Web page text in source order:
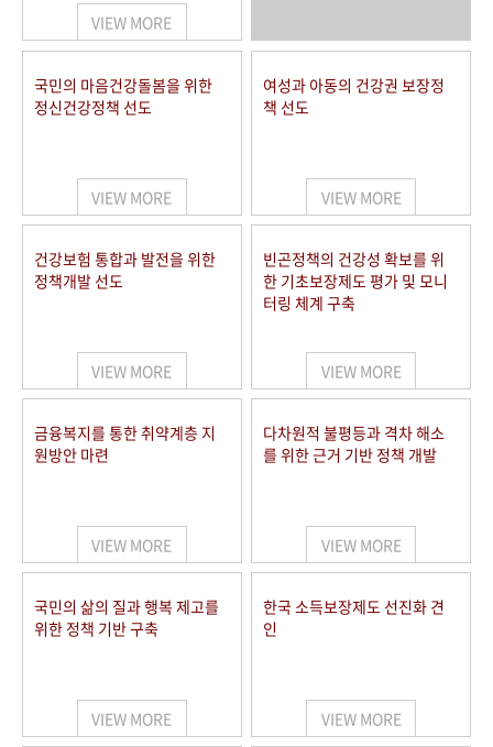
VIEW MORE
국민의 마음건강돌봄을 위한
정신건강정책 선도
VIEW MORE
여성과 아동의 건강권 보장정
책 선도
VIEW MORE
건강보험 통합과 발전을 위한
정책개발 선도
VIEW MORE
빈곤정책의 건강성 확보를 위
한 기초보장제도 평가 및 모니
터링 체계 구축
VIEW MORE
금융복지를 통한 취약계층 지
원방안 마련
VIEW MORE
다차원적 불평등과 격차 해소
를 위한 근거 기반 정책 개발
VIEW MORE
국민의 삶의 질과 행복 제고를
위한 정책 기반 구축
VIEW MORE
한국 소득보장제도 선진화 견
인
VIEW MORE